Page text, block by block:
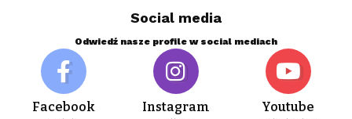
Social media
Odwiedź nasze profile w social mediach
Facebook Instagram Youtube